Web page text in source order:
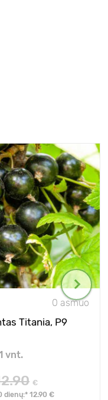
0 asmuo
Titania, Р9
vnt.
€
dienų:* 12.90 €